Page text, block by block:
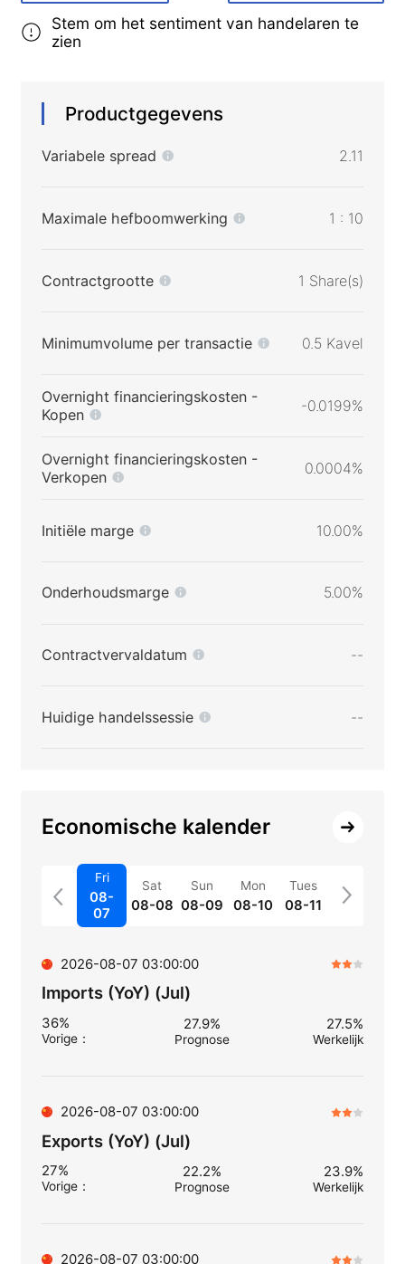
Stem om het sentiment van handelaren te
zien
Productgegevens
Variabele spread 2.11
Maximale hefboomwerking 1 : 10
Contractgrootte 1 Share(s)
Minimumvolume per transactie 0.5 Kavel
Overnight financieringskosten -
Kopen
-0.0199%
Overnight financieringskosten -
Verkopen
0.0004%
Initiële marge 10.00%
Onderhoudsmarge 5.00%
Contractvervaldatum --
Huidige handelssessie --
Economische kalender
Fri
08-
07
Sat
08-08
Sun
08-09
Mon
08-10
Tues
08-11
2026-08-07 03:00:00
Imports (YoY) (Jul)
36%
Vorige：
27.9%
Prognose
27.5%
Werkelijk
2026-08-07 03:00:00
Exports (YoY) (Jul)
27%
Vorige：
22.2%
Prognose
23.9%
Werkelijk
2026-08-07 03:00:00